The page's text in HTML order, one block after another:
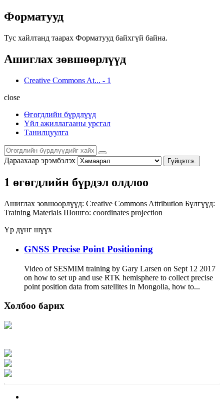
Форматууд
Тус хайлтанд таарах Форматууд байхгүй байна.
Ашиглах зөвшөөрлүүд
Creative Commons At... - 1
close
Өгөгдлийн бүрдлүүд
Үйл ажиллагааны урсгал
Танилцуулга
Дараахаар эрэмбэлэх Гүйцэтгэ.
1 өгөгдлийн бүрдэл олдлоо
Ашиглах зөвшөөрлүүд: Creative Commons Attribution Бүлгүүд:
Training Materials Шошго: coordinates projection
Үр дүнг шүүх
GNSS Precise Point Positioning
Video of SESMIM training by Gary Larsen on Sept 12 2017
on how to set up and use RTK hemisphere to collect precise
point position data from satellites in Mongolia, how to...
Холбоо барих